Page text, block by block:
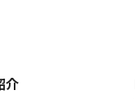
介